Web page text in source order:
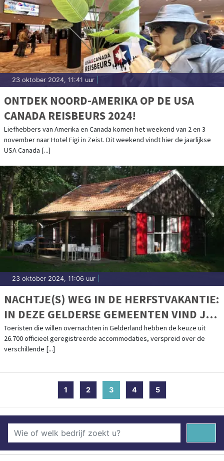
23 oktober 2024, 11:41 uur
ONTDEK NOORD-AMERIKA OP DE USA
CANADA REISBEURS 2024!
Liefhebbers van Amerika en Canada komen het weekend van 2 en 3
november naar Hotel Figi in Zeist. Dit weekend vindt hier de jaarlijkse
USA Canada [...]
23 oktober 2024, 11:06 uur
NACHTJE(S) WEG IN DE HERFSTVAKANTIE:
IN DEZE GELDERSE GEMEENTEN VIND JE
DE MEESTE (EN OUDSTE)
ACCOMMODATIES
Toeristen die willen overnachten in Gelderland hebben de keuze uit
26.700 officieel geregistreerde accommodaties, verspreid over de
verschillende [...]
1 2 3 (current)
4 5